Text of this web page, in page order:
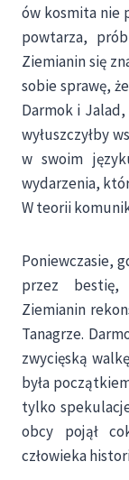
ów kosmita nie
powtarza,
Ziemianin się
sobie sprawę,
Darmok i
wyłuszczyłby
w swoim
wydarzenia,
W teorii
Poniewczasie,
przez bestię,
Ziemianin
Tanagrze.
zwycięską
była
tylko
obcy pojął
człowieka